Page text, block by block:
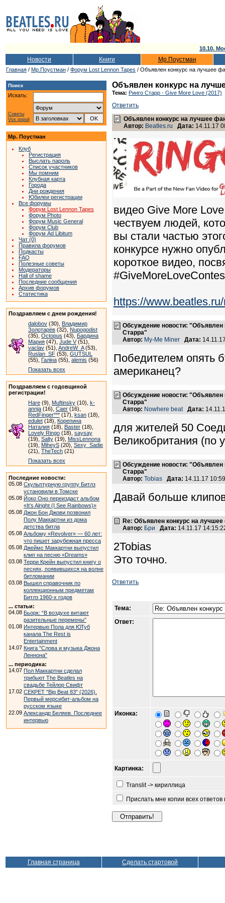
10.10.
Новости Книги Мр.Поустман
Главная / Мр.Поустман / Форум Lost Lennon Tapes / Объявлен конкурс на лучшее
Поиск
Искать:
Советы
Vox populi
Мр. Поустман
Клуб
Регистрация
Выслать пароль
Список участников
Мы помним
Клубная карта
Города
Дни рождения
Юбилеи регистрации
Все форумы
Форум Lost Lennon Tapes
Форум Photo
Форум Music General
Форум Club
Форум Ad Libitum
Чат (0)
Правила форумов
Подкасты
FAQ
Полезные советы
Модераторы
Hall of shame
Последние сообщения
Архив форумов
Статистика
Поздравляем с днем рождения!
dalobov (30), Владимир
Золотарёв (32), Nupogodist
(35), Octopus (43), Бардина
Мария (47), Jude V(51),
vaclav (51), AndreW_A(53),
Ruslan_SF (53), GUTSUL
(55), Галіна (55), alemis (56)
Показать всех
Поздравляем с годовщиной
регистрации!
Hare (9), Muftinsky (10), k-
annja (16), Caer (16),
RedFinger*** (17), ksan (18),
edulet (18), Корепина
Наталия (18), Baster (18),
Lovely Ringo (18), saysay
(19), Salty (19), MissLennona
(19), MiheyS (20), Sexy_Sadie
(21), TheTech (21)
Показать всех
Последние новости:
05.08 Скульптурную группу Битлз
установили в Томске
05.08 Йоко Оно переиздаст альбом
«It’s Alright (I See Rainbows)»
05.08 Джон Бон Джови позвонил
Полу Маккартни из дома
детства битла
05.08 Альбому «Revolver» — 60 лет:
что пишет зарубежная пресса
05.08 Джеймс Маккартни выпустил
клип на песню «Dreams»
03.08 Терри Крейн выпустил книгу о
песнях, появившихся на волне
битломании
03.08 Вышел справочник по
коллекционным предметам
Битлз 1960-х годов
... статьи:
04.08 Бьорк: “В воздухе витают
разительные перемены”
01.08 Интервью Пола для ЮТуб
канала The Rest is
Entertainment
14.07 Книга "Слова и музыка Джона
Леннона"
... периодика:
14.07 Пол Маккартни сделал
трибьют The Beatles на
свадьбе Тейлор Свифт
17.02 СЕКРЕТ "Big Beat 83" (2026).
Первый мерсибит-альбом на
русском языке
22.09 Александр Беляев. Последнее
интервью
Объявлен конкурс на
Тема: Ринго Старр - Give More Love (2017)
Ответить
Объявлен конкурс на лучшее
Автор: Beatles.ru Дата: 14.11.17
видео Give More
чествуем людей,
вы стали частью
конкурсе нужно
короткое видео,
https://
Обсуждение новости: "Объявлен
Старра"
Автор: My-Me Miner Дата:
Победителем опять
американец?
Обсуждение новости: "Объявлен
Старра"
Автор: Nowhere beat Дата:
для жителей 50
Великобритания (по
Обсуждение новости: "Объявлен
Старра"
Автор: Tobias Дата: 14.11.17
Давай больше
Re: Объявлен конкурс на
Автор: Бри Дата: 14.11.17
2Tobias
Это точно.
Ответить
Тема:
Ответ:
Иконка:
Картинка:
Translit -> кириллица
Прислать мне копии всех
Главная страница Сделать стартовой